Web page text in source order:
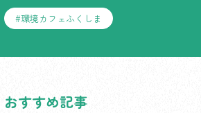
#環境カフェふくしま
おすすめ記事